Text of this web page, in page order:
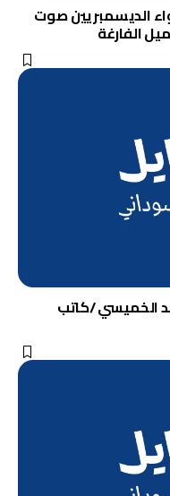
الديسمبريين صوت
الفارغة
الخميسي /كاتب